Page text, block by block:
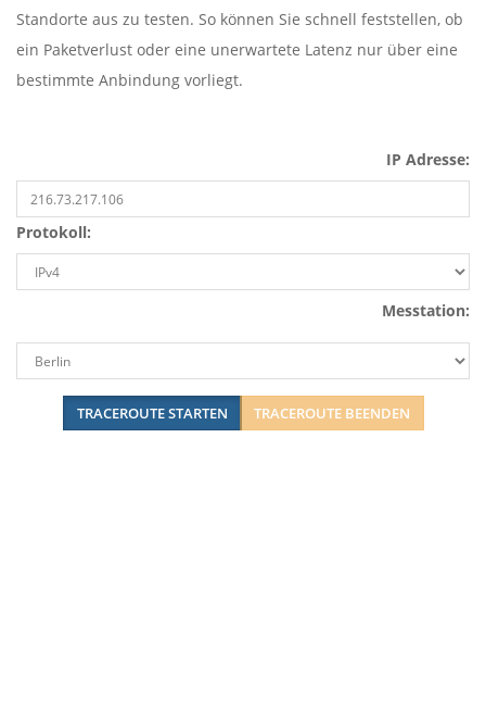
Standorte aus zu testen. So können Sie schnell feststellen, ob
ein Paketverlust oder eine unerwartete Latenz nur über eine
bestimmte Anbindung vorliegt.
IP Adresse:
Protokoll:
Messtation:
TRACEROUTE STARTEN TRACEROUTE BEENDEN